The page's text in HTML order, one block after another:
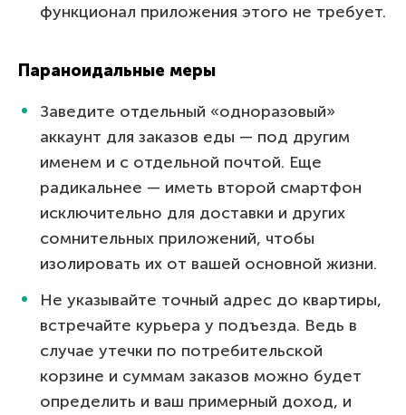
функционал приложения этого не требует.
Параноидальные меры
Заведите отдельный «одноразовый»
аккаунт для заказов еды — под другим
именем и с отдельной почтой. Еще
радикальнее — иметь второй смартфон
исключительно для доставки и других
сомнительных приложений, чтобы
изолировать их от вашей основной жизни.
Не указывайте точный адрес до квартиры,
встречайте курьера у подъезда. Ведь в
случае утечки по потребительской
корзине и суммам заказов можно будет
определить и ваш примерный доход, и